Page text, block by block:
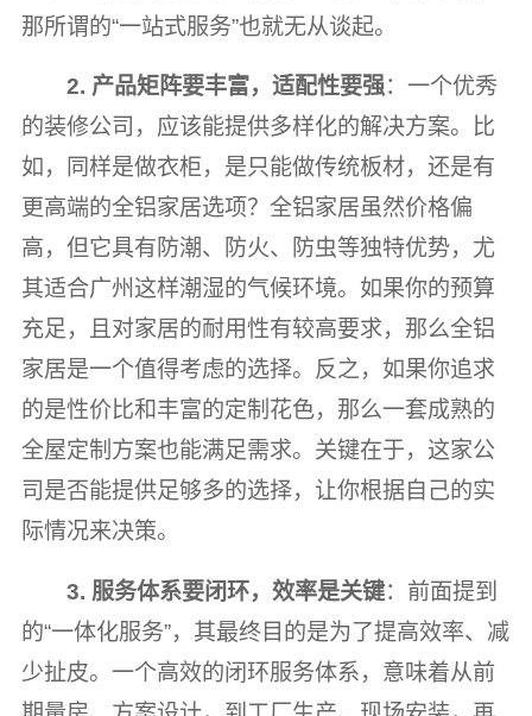
那所谓的“一站式服务”也就无从谈起。
2. 产品矩阵要丰富，适配性要强：一个优秀
的装修公司，应该能提供多样化的解决方案。比
如，同样是做衣柜，是只能做传统板材，还是有
更高端的全铝家居选项？全铝家居虽然价格偏
高，但它具有防潮、防火、防虫等独特优势，尤
其适合广州这样潮湿的气候环境。如果你的预算
充足，且对家居的耐用性有较高要求，那么全铝
家居是一个值得考虑的选择。反之，如果你追求
的是性价比和丰富的定制花色，那么一套成熟的
全屋定制方案也能满足需求。关键在于，这家公
司是否能提供足够多的选择，让你根据自己的实
际情况来决策。
3. 服务体系要闭环，效率是关键：前面提到
的“一体化服务”，其最终目的是为了提高效率、减
少扯皮。一个高效的闭环服务体系，意味着从前